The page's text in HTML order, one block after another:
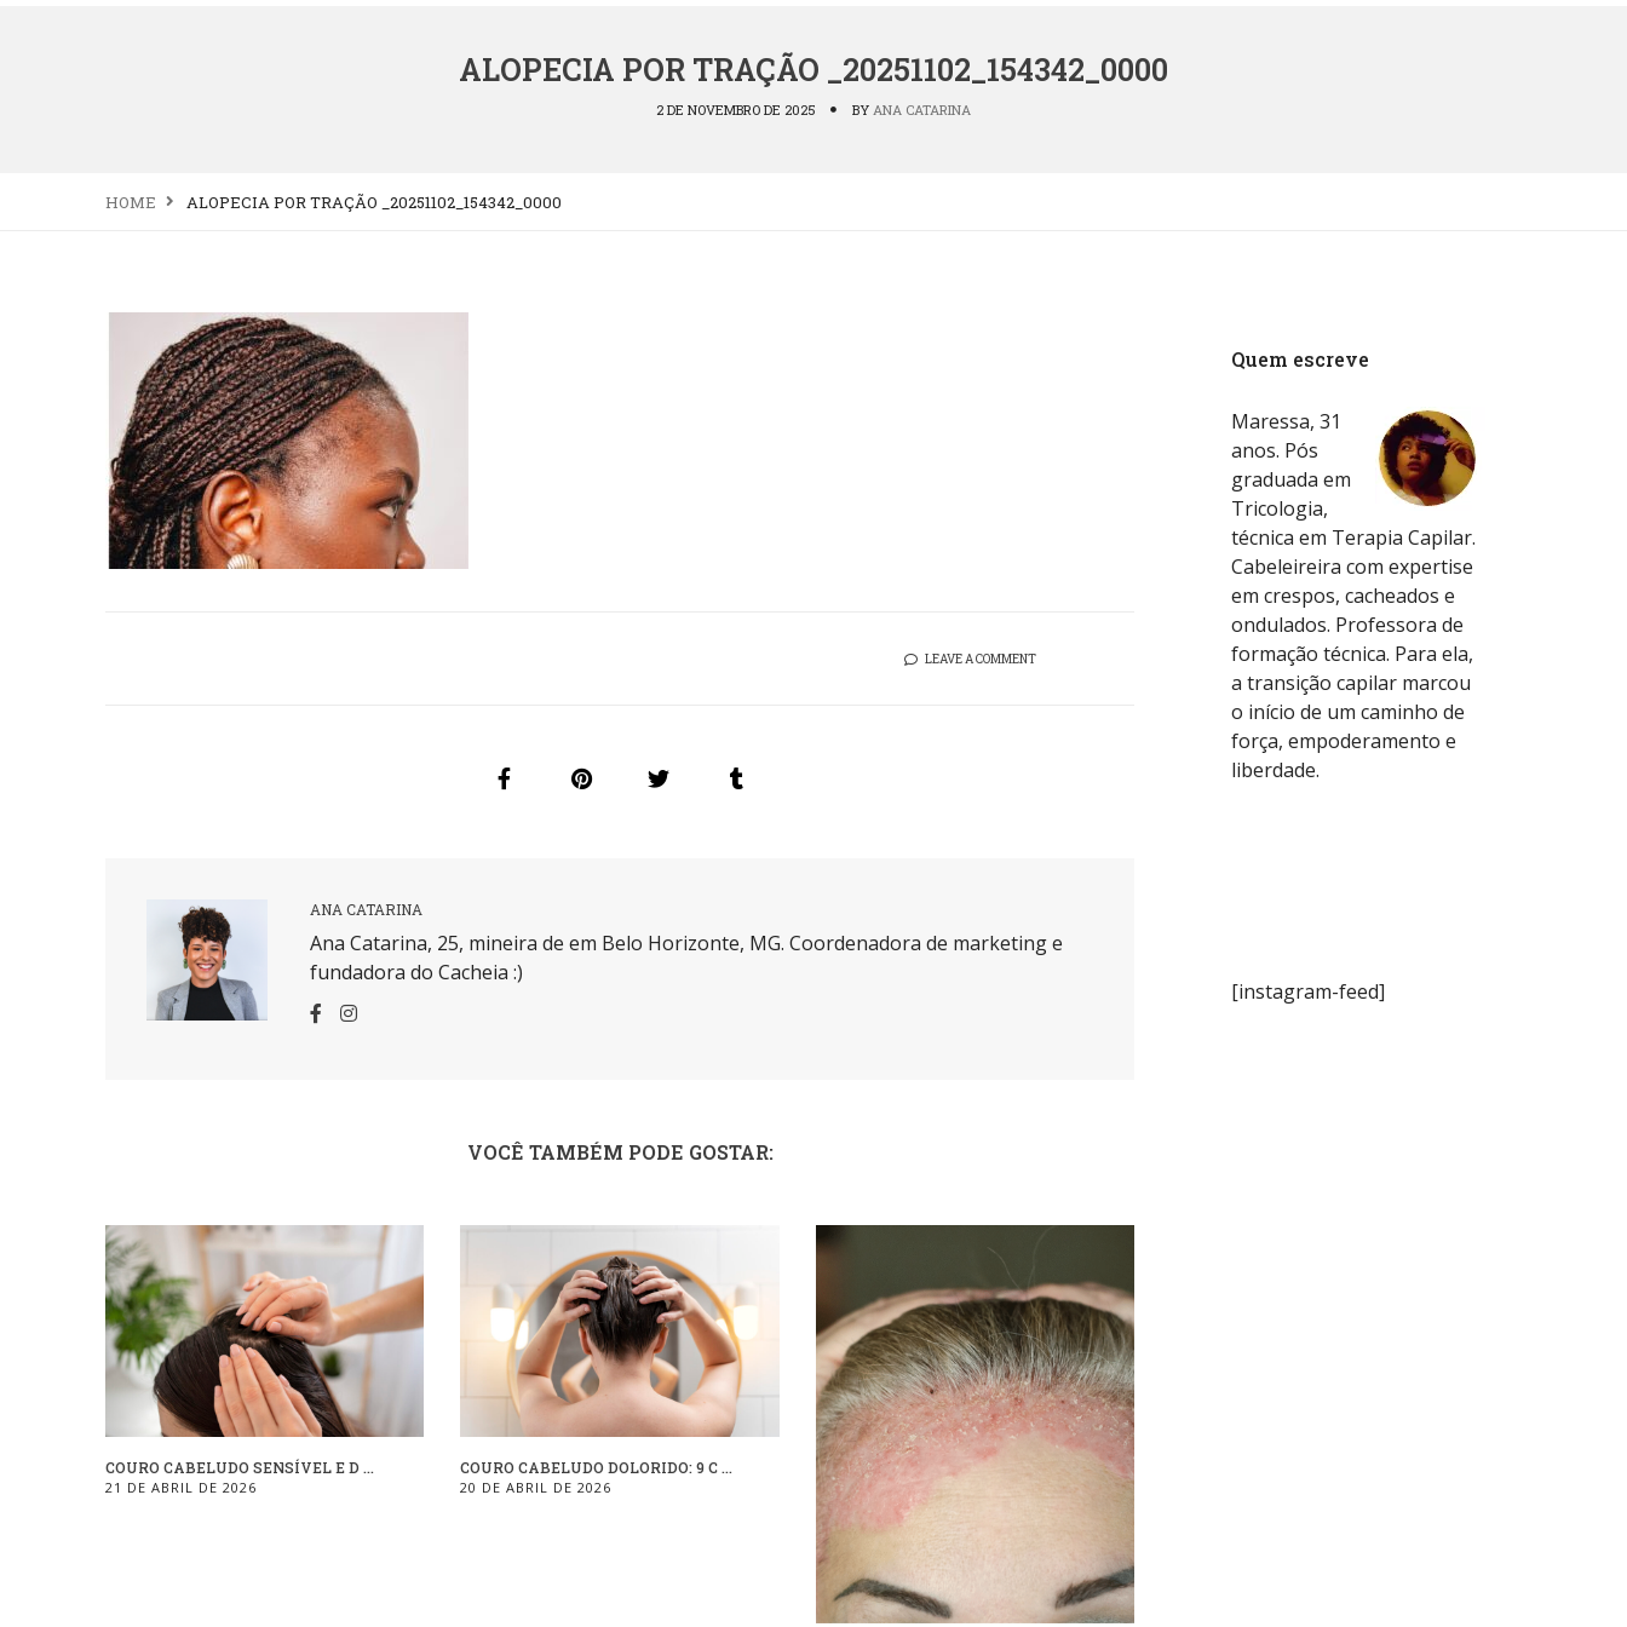
ALOPECIA POR TRAÇÃO _20251102_154342_0000
2 DE NOVEMBRO DE 2025 BY ANA CATARINA
HOME ALOPECIA POR TRAÇÃO _20251102_154342_0000
LEAVE A COMMENT
ANA CATARINA
Ana Catarina, 25, mineira de em Belo Horizonte, MG. Coordenadora de marketing e
fundadora do Cacheia :)
VOCÊ TAMBÉM PODE GOSTAR:
COURO CABELUDO SENSÍVEL E D ...
21 DE ABRIL DE 2026
COURO CABELUDO DOLORIDO: 9 C ...
20 DE ABRIL DE 2026
Quem escreve
Maressa, 31
anos. Pós
graduada em
Tricologia,
técnica em Terapia Capilar.
Cabeleireira com expertise
em crespos, cacheados e
ondulados. Professora de
formação técnica. Para ela,
a transição capilar marcou
o início de um caminho de
força, empoderamento e
liberdade.
[instagram-feed]